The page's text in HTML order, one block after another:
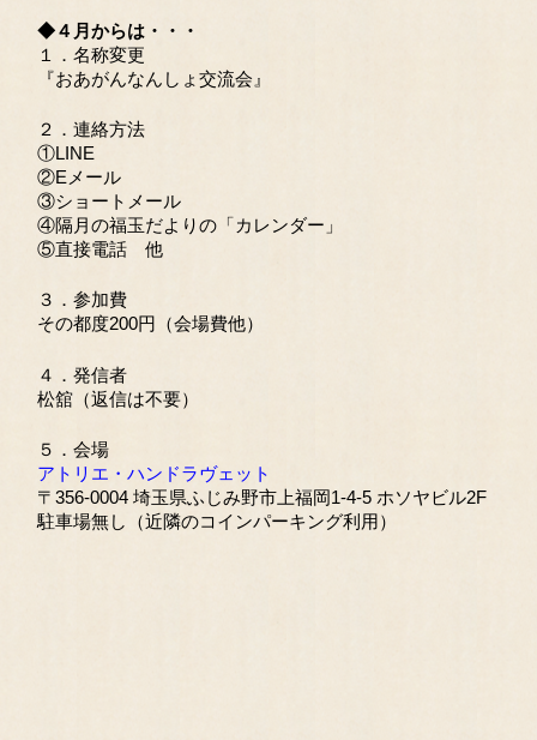
◆４月からは・・・
１．名称変更
『おあがんなんしょ交流会』
２．連絡方法
①LINE
②Eメール
③ショートメール
④隔月の福玉だよりの「カレンダー」
⑤直接電話 他
３．参加費
その都度200円（会場費他）
４．発信者
松舘（返信は不要）
５．会場
アトリエ・ハンドラヴェット
〒356-0004 埼玉県ふじみ野市上福岡1-4-5 ホソヤビル2F
駐車場無し（近隣のコインパーキング利用）